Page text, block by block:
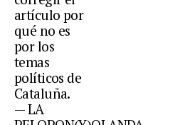
artículo por
qué no es
por los
temas
políticos de
Cataluña.
— LA